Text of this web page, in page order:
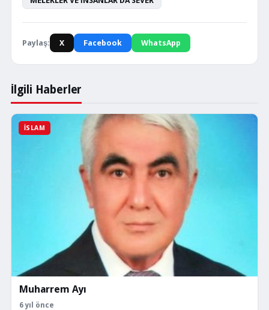
Paylaş: X Facebook WhatsApp
İlgili Haberler
İSLAM
Muharrem Ayı
6 yıl önce